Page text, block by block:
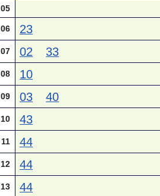
05
06 23
07 02 33
08 10
09 03 40
10 43
11 44
12 44
13 44